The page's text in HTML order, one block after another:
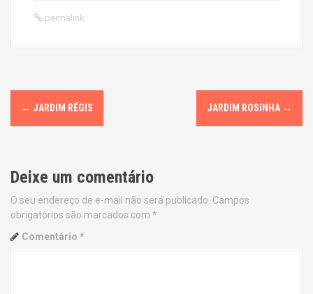
permalink
P
o
t
n
a
← JARDIM RÉGIS JARDIM ROSINHA →
Deixe um comentário
O seu endereço de e-mail não será publicado. Campos
obrigatórios são marcados com *
Comentário *